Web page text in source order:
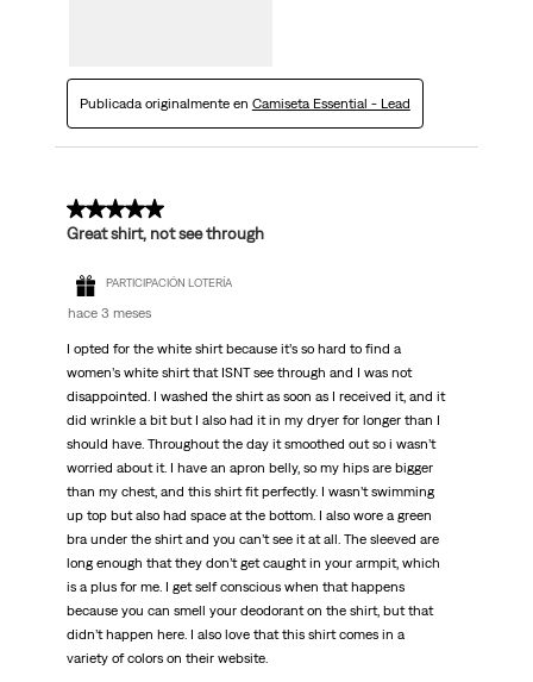
Publicada originalmente en Camiseta Essential - Lead
5 de 5 estrellas.
Great shirt, not see through
PARTICIPACIÓN LOTERÍA
hace 3 meses
I opted for the white shirt because it’s so hard to find a
women’s white shirt that ISNT see through and I was not
disappointed. I washed the shirt as soon as I received it, and it
did wrinkle a bit but I also had it in my dryer for longer than I
should have. Throughout the day it smoothed out so i wasn’t
worried about it. I have an apron belly, so my hips are bigger
than my chest, and this shirt fit perfectly. I wasn’t swimming
up top but also had space at the bottom. I also wore a green
bra under the shirt and you can’t see it at all. The sleeved are
long enough that they don’t get caught in your armpit, which
is a plus for me. I get self conscious when that happens
because you can smell your deodorant on the shirt, but that
didn’t happen here. I also love that this shirt comes in a
variety of colors on their website.